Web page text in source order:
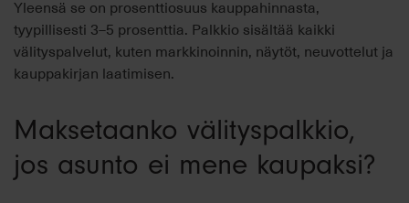
Yleensä se on prosenttiosuus kauppahinnasta,
tyypillisesti 3–5 prosenttia. Palkkio sisältää kaikki
välityspalvelut, kuten markkinoinnin, näytöt, neuvottelut ja
kauppakirjan laatimisen.
Maksetaanko välityspalkkio,
jos asunto ei mene kaupaksi?